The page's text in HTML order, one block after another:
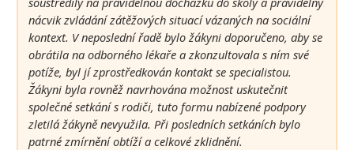
nácvik zvládání zátěžových situací vázaných na sociální
kontext. V neposlední řadě bylo žákyni doporučeno, aby se
obrátila na odborného lékaře a zkonzultovala s ním své
potíže, byl jí zprostředkován kontakt se specialistou.
Žákyni byla rovněž navrhována možnost uskutečnit
společné setkání s rodiči, tuto formu nabízené podpory
zletilá žákyně nevyužila. Při posledních setkáních bylo
patrné zmírnění obtíží a celkové zklidnění.